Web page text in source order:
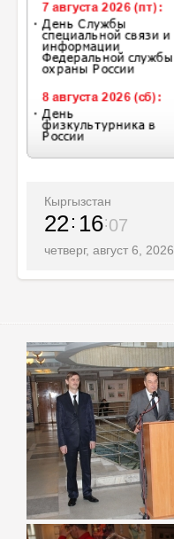
Кыргызстан
22 16 09
четверг, август 6, 2026